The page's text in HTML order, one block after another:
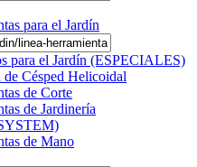
para el Jardín
para el Jardín (ESPECIALES)
de Césped Helicoidal
de Corte
de Jardinería
de Mano